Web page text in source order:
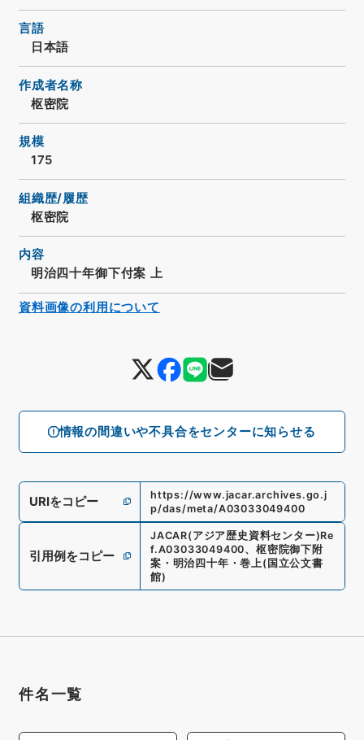
情報の間違いや不具合をセンターに知らせる
言語
日本語
作成者名称
枢密院
規模
175
組織歴/履歴
枢密院
内容
明治四十年御下付案 上
URIをコピー
https://www.jacar.archives.go.j
p/das/meta/A03033049400
引用例をコピー
JACAR(アジア歴史資料センター)Re
f.A03033049400、 枢密院御下附
案・明治四十年・巻上 (国立公文書
館)
資料画像の利用について
件名一覧